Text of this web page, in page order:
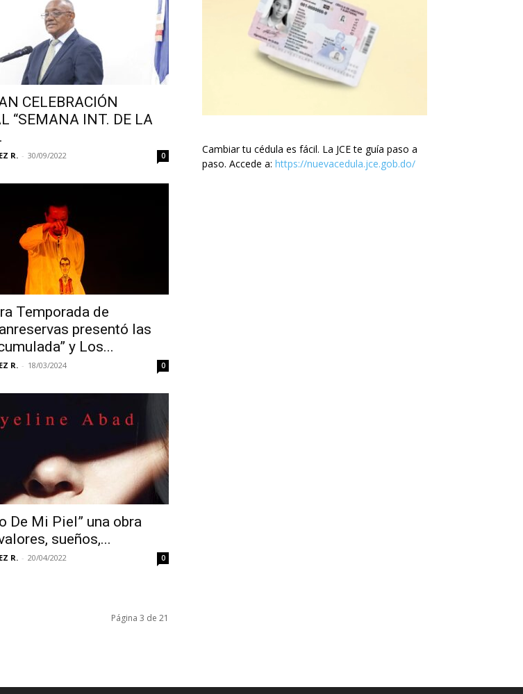
CELEBRACIÓN
“SEMANA INT. DE LA
R. - 30/09/2022 0
Temporada de
presentó las
y Los...
R. - 18/03/2024 0
De Mi Piel” una obra
sueños,...
R. - 20/04/2022 0
Página 3 de 21
Cambiar tu cédula es fácil. La JCE te guía paso a
paso. Accede a: https://nuevacedula.jce.gob.do/